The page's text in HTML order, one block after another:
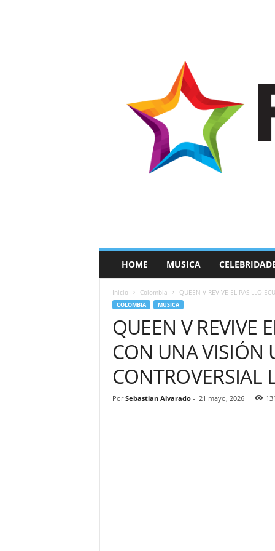
a
HOME MUSICA
Inicio Colombia QUEEN V REVIVE EL PASILLO
COLOMBIA MUSICA
QUEEN V REVIVE
CON UNA VISIÓN
CONTROVERSIAL
Por Sebastian Alvarado- 21 mayo, 2026 131